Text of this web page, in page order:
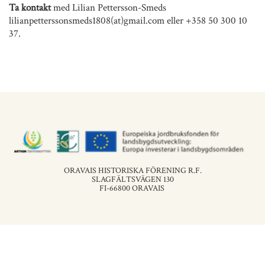
Ta kontaktmed Lilian Pettersson-Smeds
lilianpetterssonsmeds1808(at)gmail.com eller +358 50 300 10
37.
ORAVAIS HISTORISKA FÖRENING R.F.
SLAGFÄLTSVÄGEN 130
FI-66800 ORAVAIS